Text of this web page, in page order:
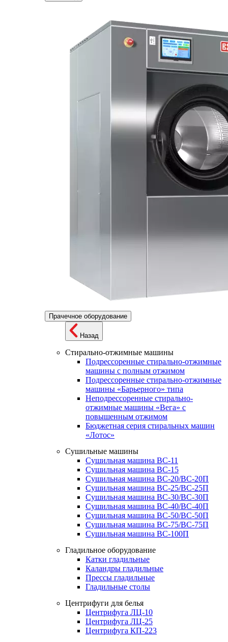
Прачечное оборудование
Назад
Стирально-отжимные машины
Подрессоренные стирально-отжимные
машины с полным отжимом
Подрессоренные стирально-отжимные
машины «Барьерного» типа
Неподрессоренные стирально-
отжимные машины «Вега» с
повышенным отжимом
Бюджетная серия стиральных машин
«Лотос»
Сушильные машины
Сушильная машина ВС-11
Сушильная машина ВС-15
Сушильная машина ВС-20/ВС-20П
Сушильная машина ВС-25/ВС-25П
Сушильная машина ВС-30/ВС-30П
Сушильная машина ВС-40/ВС-40П
Сушильная машина ВС-50/ВС-50П
Сушильная машина ВС-75/ВС-75П
Сушильная машина ВС-100П
Гладильное оборудование
Катки гладильные
Каландры гладильные
Прессы гладильные
Гладильные столы
Центрифуги для белья
Центрифуга ЛЦ-10
Центрифуга ЛЦ-25
Центрифуга КП-223